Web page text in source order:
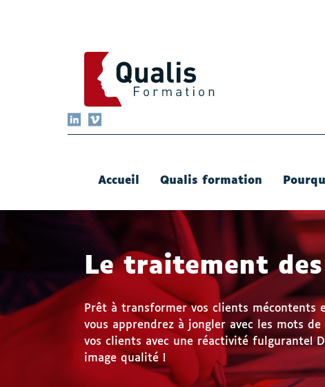
QUALIS FORMATION
LinkedIn
Accueil Qualis formation
Le traitement
Prêt à transformer vos clients mécontents
vous apprendrez à jongler avec les mots
vos clients avec une réactivité fulgurante!
image qualité !